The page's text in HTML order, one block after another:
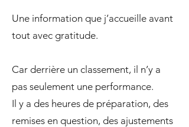
Une information que j’accueille avant
tout avec gratitude.
Car derrière un classement, il n’y a
pas seulement une performance.
Il y a des heures de préparation, des
remises en question, des ajustements